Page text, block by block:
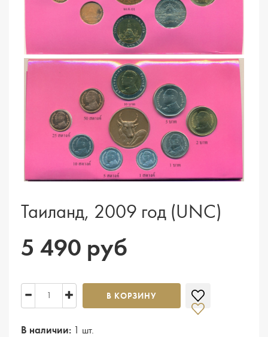
Таиланд, 2009 год (UNC)
5 490 руб
В КОРЗИНУ
В наличии: 1 шт.